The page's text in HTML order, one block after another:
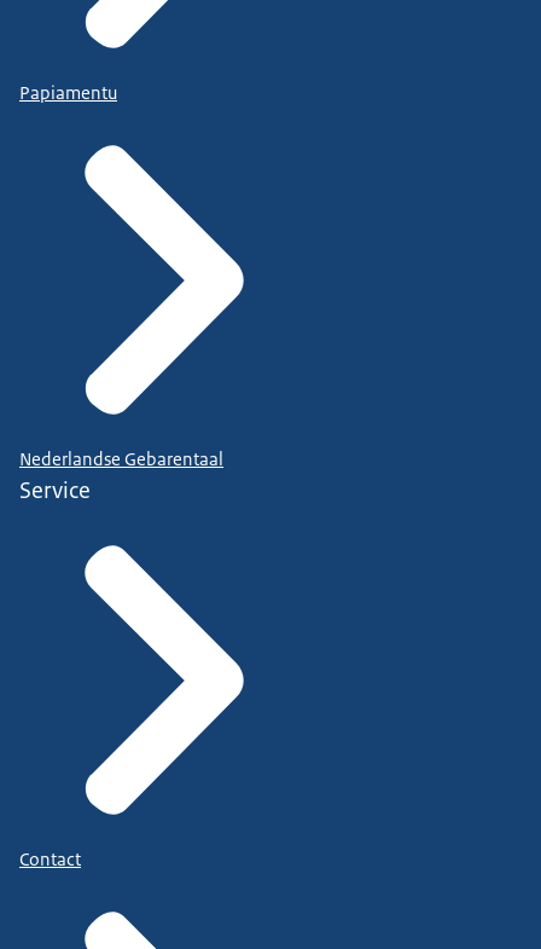
Papiamentu
Nederlandse Gebarentaal
Service
Contact